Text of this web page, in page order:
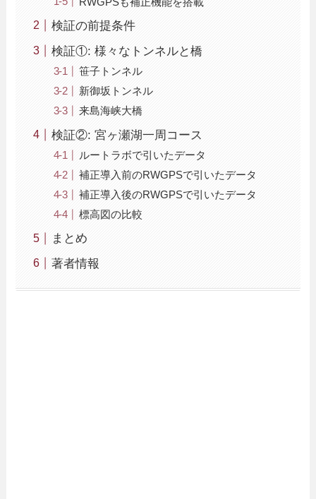
検証の前提条件
検証①: 様々なトンネルと橋
笹子トンネル
新御坂トンネル
来島海峡大橋
検証②: 宮ヶ瀬湖一周コース
ルートラボで引いたデータ
補正導入前のRWGPSで引いたデータ
補正導入後のRWGPSで引いたデータ
標高図の比較
まとめ
著者情報